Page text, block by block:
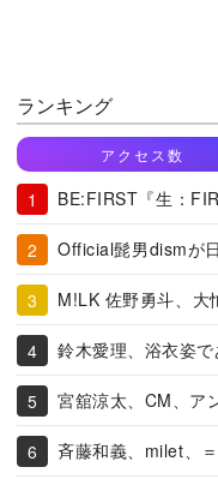
ランキング
アクセス数
BE:FIRST『生：
Official髭男dismが
M!LK 佐野勇斗、大
鈴木愛理、浴衣姿
宮舘涼太、CM、ア
斉藤和義、milet、